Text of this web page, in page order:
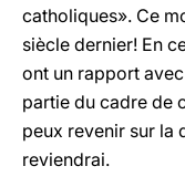
catholiques». Ce
siècle dernier! En
ont un rapport
partie du cadre de
peux revenir sur la
reviendrai.